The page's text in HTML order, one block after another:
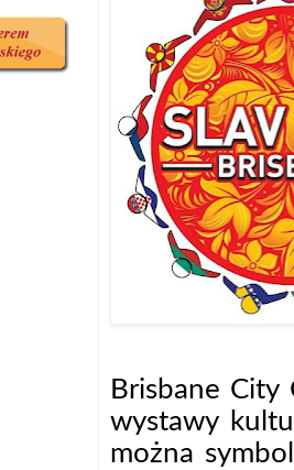
Brisbane City
wystawy
można